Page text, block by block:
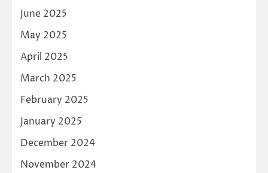
June 2025
May 2025
April 2025
March 2025
February 2025
January 2025
December 2024
November 2024